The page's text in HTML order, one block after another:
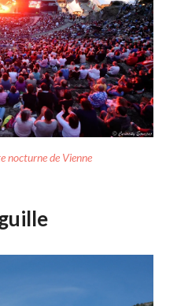
nocturne de Vienne